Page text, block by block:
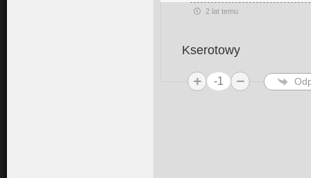
2 lat temu
Kserotowy
-1